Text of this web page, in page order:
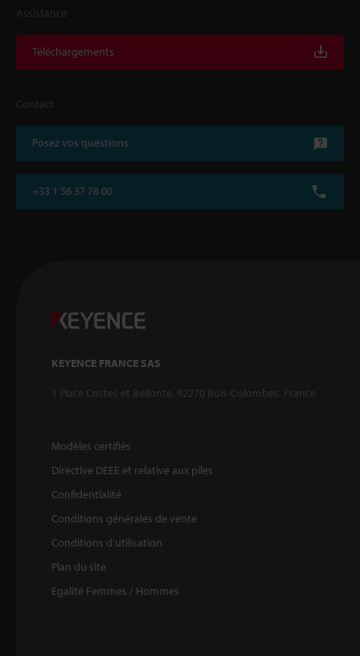
Assistance
Téléchargements
Contact
Posez vos questions
+33 1 56 37 78 00
KEYENCE FRANCE SAS
1 Place Costes et Bellonte, 92270 Bois-Colombes, France
Modèles certifiés
Directive DEEE et relative aux piles
Confidentialité
Conditions générales de vente
Conditions d'utilisation
Plan du site
Egalité Femmes / Hommes